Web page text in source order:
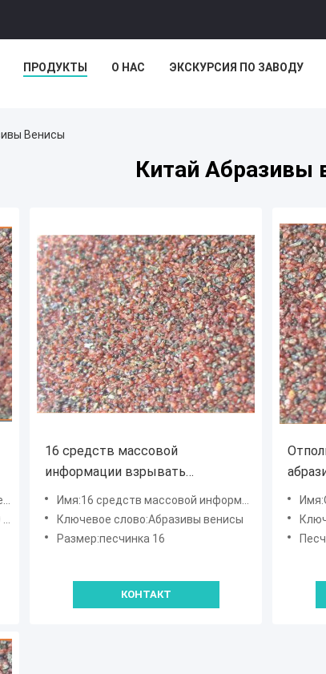
ПРОДУКТЫ О НАС ЭКСКУРСИЯ ПО ЗАВОДУ
Венисы
Китай Абразивы
16 средств массовой
информации взрывать
абразивов венисы песчинки
естественных минеральных
Имя:16 средств массовой информации взрывать абразивов венисы песчинки
Ключевое слово:Абразивы венисы
Размер:песчинка 16
КОНТАКТ